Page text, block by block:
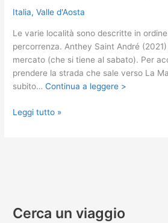
Italia,Valle d'Aosta
Le varie località sono descritte in
percorrenza. Anthey Saint André
mercato (che si tiene al sabato). Per
prendere la strada che sale verso La
subito…Continua a leggere >
Valle
Leggi tutto »
Cerca un viaggio